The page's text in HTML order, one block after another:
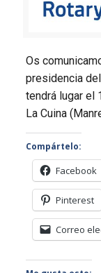
Os
presidencia
tendrá lugar el
La Cuina
Compártelo:
Facebook
Pinterest
Correo